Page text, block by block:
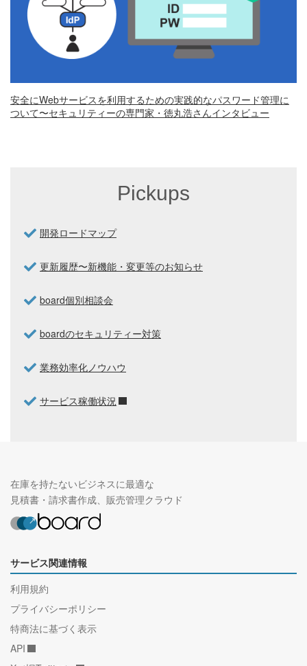
安全にWebサービスを利用するための実践的なパスワード管理に
ついて〜セキュリティーの専門家・徳丸浩さんインタビュー
Pickups
開発ロードマップ
更新履歴〜新機能・変更等のお知らせ
board個別相談会
boardのセキュリティー対策
業務効率化ノウハウ
サービス稼働状況
在庫を持たないビジネスに最適な
見積書・請求書作成、販売管理クラウド
サービス関連情報
利用規約
プライバシーポリシー
特商法に基づく表示
API